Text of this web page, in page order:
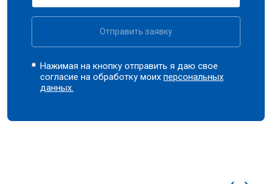
Отправить заявку
Нажимая на кнопку отправить я даю свое
согласие на обработку моихперсональных
данных.